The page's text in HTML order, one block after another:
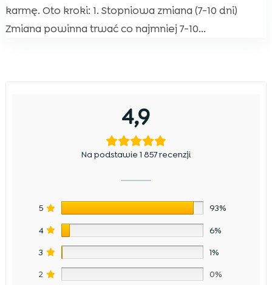
karmę. Oto kroki: 1. Stopniowa zmiana (7-10 dni)
Zmiana powinna trwać co najmniej 7-10...
4,9
Na podstawie 1 857 recenzji
5 93%
4 6%
3 1%
2 0%